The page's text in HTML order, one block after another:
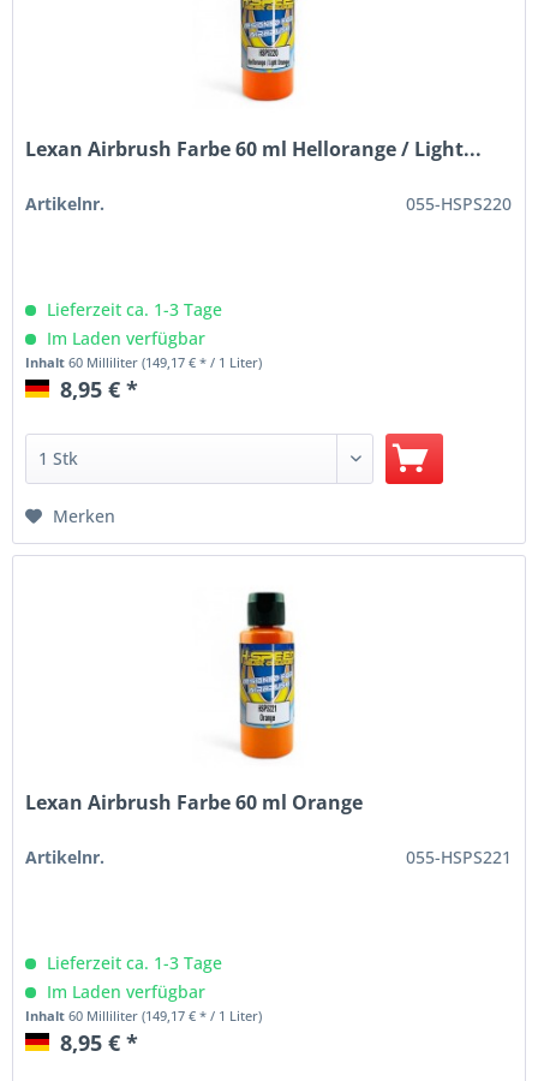
Lexan Airbrush Farbe 60 ml Hellorange / Light...
Artikelnr. 055-HSPS220
Lieferzeit ca. 1-3 Tage
Im Laden verfügbar
Inhalt60 Milliliter(149,17 € * / 1 Liter)
8,95 € *
Merken
Lexan Airbrush Farbe 60 ml Orange
Artikelnr. 055-HSPS221
Lieferzeit ca. 1-3 Tage
Im Laden verfügbar
Inhalt60 Milliliter(149,17 € * / 1 Liter)
8,95 € *